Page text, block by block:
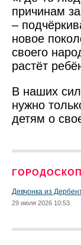
причинам
–
новое
своего
растёт
В наших
нужно
детям о
ГОРОДОСКОП
Девчонка из
29 июля 2026 10:53